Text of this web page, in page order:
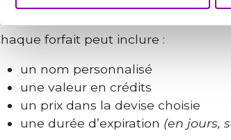
forfait peut inclure :
un nom personnalisé
une valeur en crédits
un prix dans la devise choisie
une durée d’expiration (en jours,